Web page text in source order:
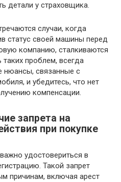
детали у страховщика.
случаи, когда
статус своей машины перед
компанию, сталкиваются
проблем, всегда
нюансы, связанные с
и убедитесь, что нет
компенсации.
запрета на
при покупке
удостовериться в
Такой запрет
причинам, включая арест